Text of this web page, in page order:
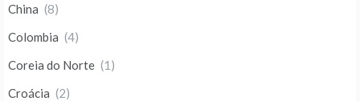
China (8)
Colombia (4)
Coreia do Norte (1)
Croácia (2)